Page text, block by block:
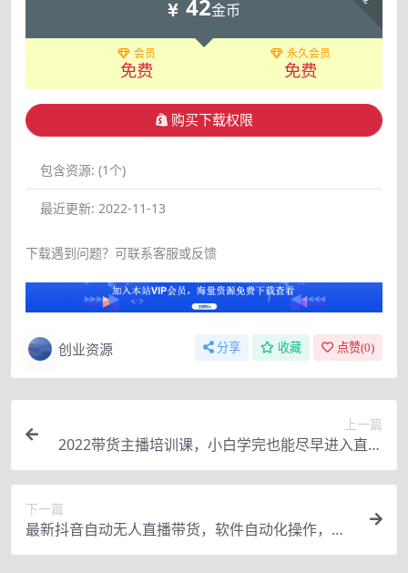
42金币
会员
免费
永久会员
免费
购买下载权限
包含资源: (1个)
最近更新: 2022-11-13
下载遇到问题？可联系客服或反馈
创业资源 分享 收藏 点赞(0)
上一篇
2022带货主播培训课，小白学完也能尽早进入直播
行业
下一篇
最新抖音自动无人直播带货，软件自动化操作，全
程不用管理（视频教程+软件）